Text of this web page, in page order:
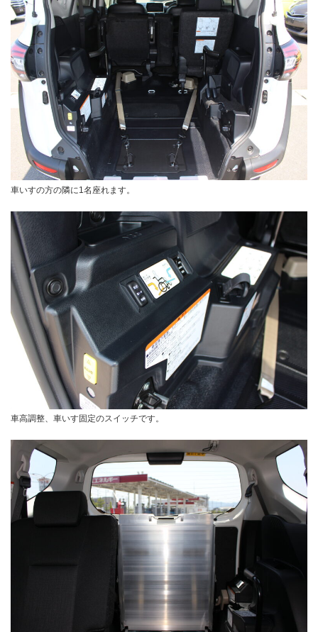
車いすの方の隣に1名座れます。
車高調整、車いす固定のスイッチです。